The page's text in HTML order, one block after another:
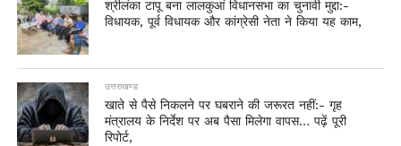
श्रीलंका टापू बना लालकुआं विधानसभा का चुनावी मुद्दा:-
विधायक, पूर्व विधायक और कांग्रेसी नेता ने किया यह काम,
उत्तराखण्ड
खाते से पैसे निकलने पर घबराने की जरूरत नहीं:- गृह
मंत्रालय के निर्देश पर अब पैसा मिलेगा वापस… पढ़ें पूरी
रिपोर्ट,